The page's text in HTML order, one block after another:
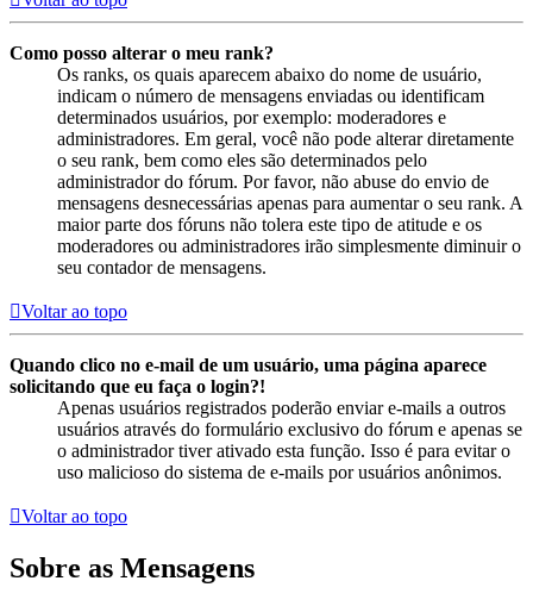
Como posso alterar o meu rank?
Os ranks, os quais aparecem abaixo do nome de usuário,
indicam o número de mensagens enviadas ou identificam
determinados usuários, por exemplo: moderadores e
administradores. Em geral, você não pode alterar diretamente
o seu rank, bem como eles são determinados pelo
administrador do fórum. Por favor, não abuse do envio de
mensagens desnecessárias apenas para aumentar o seu rank. A
maior parte dos fóruns não tolera este tipo de atitude e os
moderadores ou administradores irão simplesmente diminuir o
seu contador de mensagens.
Voltar ao topo
Quando clico no e-mail de um usuário, uma página aparece
solicitando que eu faça o login?!
Apenas usuários registrados poderão enviar e-mails a outros
usuários através do formulário exclusivo do fórum e apenas se
o administrador tiver ativado esta função. Isso é para evitar o
uso malicioso do sistema de e-mails por usuários anônimos.
Voltar ao topo
Sobre as Mensagens